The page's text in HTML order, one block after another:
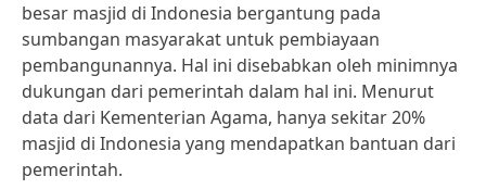
besar masjid di Indonesia bergantung pada
sumbangan masyarakat untuk pembiayaan
pembangunannya. Hal ini disebabkan oleh minimnya
dukungan dari pemerintah dalam hal ini. Menurut
data dari Kementerian Agama, hanya sekitar 20%
masjid di Indonesia yang mendapatkan bantuan dari
pemerintah.